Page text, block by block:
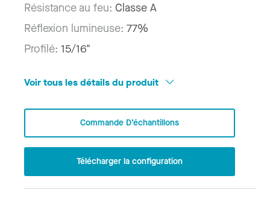
Résistance au feu: Classe A
Réflexion lumineuse: 77%
Profilé: 15/16"
Voir tous les détails du produit
Commande D’échantillons
Télécharger la configuration